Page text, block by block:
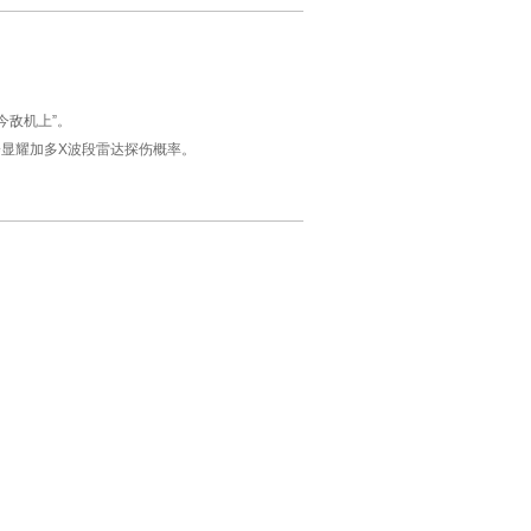
机上”。
耀加多X波段雷达探伤概率。